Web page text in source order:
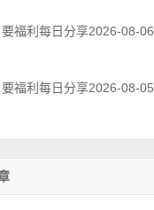
要福利每日分享2026-08-06
要福利每日分享2026-08-05